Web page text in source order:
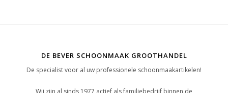
DE BEVER SCHOONMAAK GROOTHANDEL
De specialist voor al uw professionele schoonmaakartikelen!
Wij zijn al sinds 1977 actief als familiebedrijf binnen de